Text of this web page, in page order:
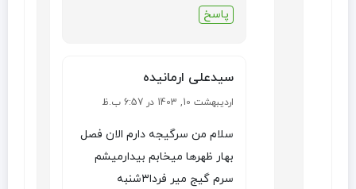
پاسخ
سیدعلی ارمانیده
اردیبهشت 10, 1403 در 6:57 ب.ظ
سلام من سرگیجه دارم الان فصل
بهار ظهرها میخابم بیدارمیشم
سرم گیج میر فردا۳شنبه